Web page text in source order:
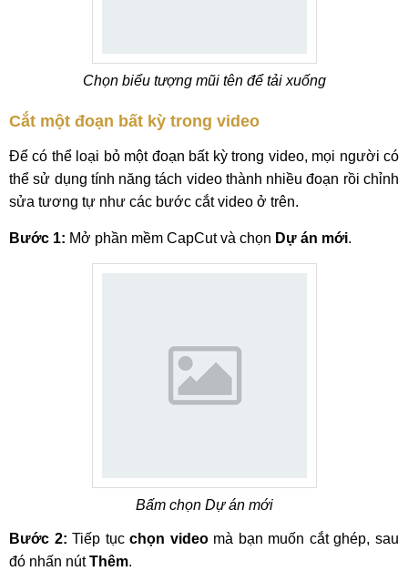
Chọn biểu tượng mũi tên để tải xuống
Cắt một đoạn bất kỳ trong video
Để có thể loại bỏ một đoạn bất kỳ trong video, mọi người có
thể sử dụng tính năng tách video thành nhiều đoạn rồi chỉnh
sửa tương tự như các bước cắt video ở trên.
Bước 1: Mở phần mềm CapCut và chọn Dự án mới.
Bấm chọn Dự án mới
Bước 2: Tiếp tụcchọn videomà bạn muốn cắt ghép, sau
đó nhấn nútThêm.